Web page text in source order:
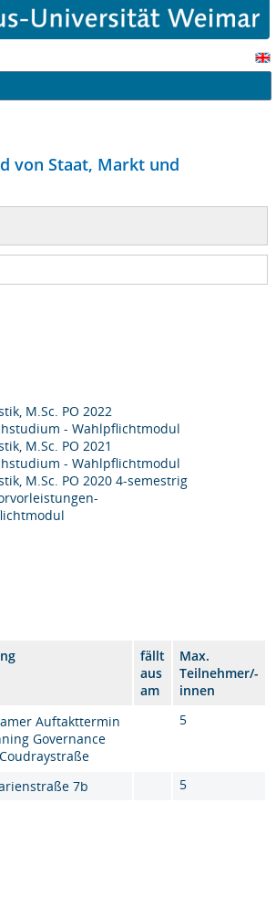
von Staat, Markt und
M.Sc. PO 2022
- Wahlpflichtmodul
M.Sc. PO 2021
- Wahlpflichtmodul
M.Sc. PO 2020 4-semestrig
fällt
aus
am
Max.
Teilnehmer/-
innen
Auftakttermin
Governance
5
7b
5